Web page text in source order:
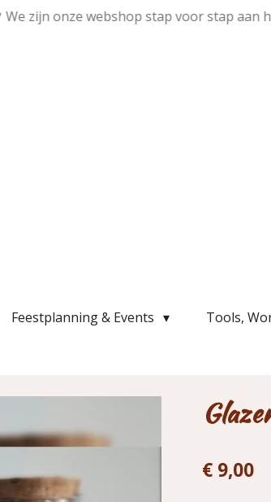
We zijn onze webshop stap voor stap
Feestplanning & Events Tools,
€ 9,00